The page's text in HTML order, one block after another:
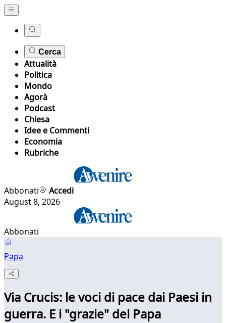
Cerca
Attualità
Politica
Mondo
Agorà
Podcast
Chiesa
Idee e Commenti
Economia
Rubriche
Abbonati
Accedi
August 8, 2026
Abbonati
Papa
Via Crucis: le voci di pace dai Paesi in
guerra. E i "grazie" del Papa